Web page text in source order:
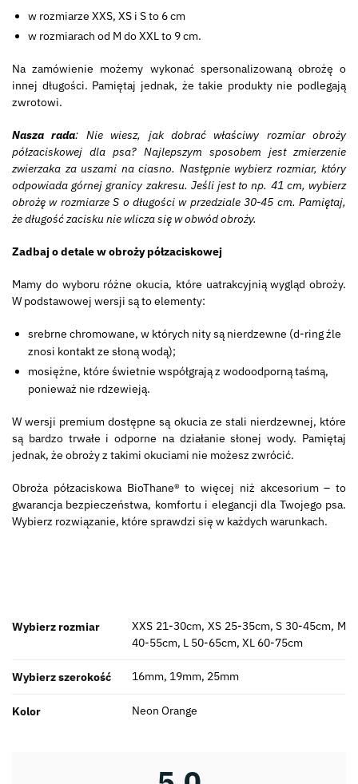
w rozmiarze XXS, XS i S to 6 cm
w rozmiarach od M do XXL to 9 cm.
Na zamówienie możemy wykonać spersonalizowaną obrożę o
innej długości. Pamiętaj jednak, że takie produkty nie podlegają
zwrotowi.
Nasza rada: Nie wiesz, jak dobrać właściwy rozmiar obroży
półzaciskowej dla psa? Najlepszym sposobem jest zmierzenie
zwierzaka za uszami na ciasno. Następnie wybierz rozmiar, który
odpowiada górnej granicy zakresu. Jeśli jest to np. 41 cm, wybierz
obrożę w rozmiarze S o długości w przedziale 30-45 cm. Pamiętaj,
że długość zacisku nie wlicza się w obwód obroży.
Zadbaj o detale w obroży półzaciskowej
Mamy do wyboru różne okucia, które uatrakcyjnią wygląd obroży.
W podstawowej wersji są to elementy:
srebrne chromowane, w których nity są nierdzewne (d-ring źle
znosi kontakt ze słoną wodą);
mosiężne, które świetnie współgrają z wodoodporną taśmą,
ponieważ nie rdzewieją.
W wersji premium dostępne są okucia ze stali nierdzewnej, które
są bardzo trwałe i odporne na działanie słonej wody. Pamiętaj
jednak, że obroży z takimi okuciami nie możesz zwrócić.
Obroża półzaciskowa BioThane® to więcej niż akcesorium – to
gwarancja bezpieczeństwa, komfortu i elegancji dla Twojego psa.
Wybierz rozwiązanie, które sprawdzi się w każdych warunkach.
Wybierz rozmiar
XXS 21-30cm, XS 25-35cm, S 30-45cm, M
40-55cm, L 50-65cm, XL 60-75cm
Wybierz szerokość 16mm, 19mm, 25mm
Kolor Neon Orange